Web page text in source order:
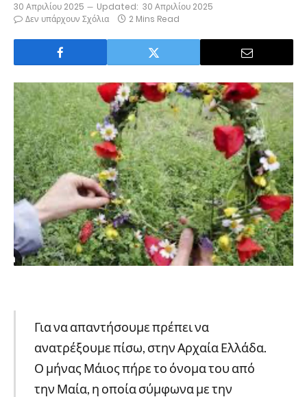
30 Απριλίου 2025 Updated: 30 Απριλίου 2025
Δεν υπάρχουν Σχόλια
2 Mins Read
Για να απαντήσουμε πρέπει να
ανατρέξουμε πίσω, στην Αρχαία Ελλάδα.
Ο μήνας Μάιος πήρε το όνομα του από
την Μαία, η οποία σύμφωνα με την